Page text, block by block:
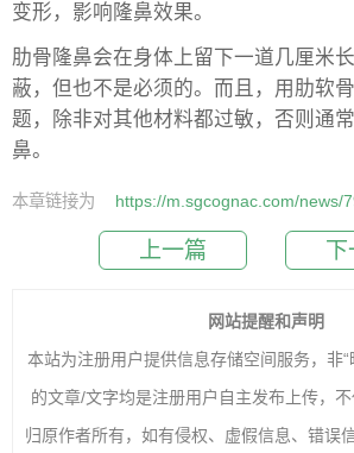
变形，影响隆鼻效果。
肋骨隆鼻会在身体上留下一道几厘米
蔽，但也不是必须的。而且，用肋软
题，除非对其他材料都过敏，否则通
鼻。
本章链接为 https://m.sgcognac.com/news/
上一篇 下
网站提醒和声明
本站为注册用户提供信息存储空间服务，非
的文章/文字均是注册用户自主发布上传，
归原作者所有，如有侵权、虚假信息、错误